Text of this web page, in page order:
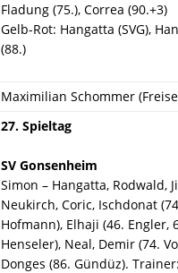
Fladung (75.), Correa (90.+3)
Gelb-Rot: Hangatta (SVG),
(88.)
Maximilian Schommer
27. Spieltag
SV Gonsenheim
Simon – Hangatta, Rodwald,
Neukirch, Coric, Ischdonat
Hofmann), Elhaji (46. Engler,
Henseler), Neal, Demir (74.
Donges (86. Gündüz).